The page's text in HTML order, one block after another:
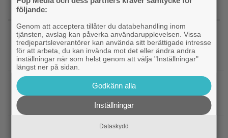
Klassiker|En av tidernas bästa komedifilmer
fyller 100 år – streama den hos SVT Play
Disney
Kvällens tv-tips: Mat på film har sällan
sett bättre ut än i Pixar-filmen som nominerades
till 5 Oscars
På tv ikväll: 2013 års stora rymdäventyr
följande:
Genom att acceptera tillåter du databehandling inom
tjänsten, avslag kan påverka användarupplevelsen. Vissa
tredjepartsleverantörer kan använda sitt berättigade intresse
för att arbeta, du kan invända mot det eller ändra andra
inställningar när som helst genom att välja "Inställningar"
längst ner på sidan.
Godkänn alla
Inställningar
Dataskydd